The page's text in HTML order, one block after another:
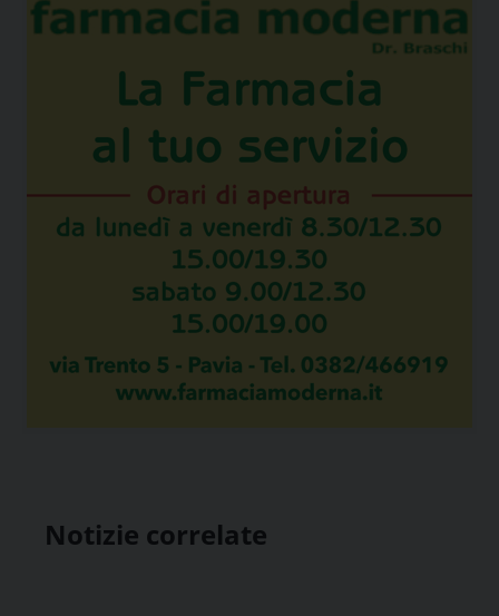
Notizie correlate